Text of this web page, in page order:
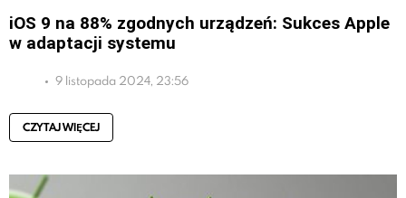
iOS 9 na 88% zgodnych urządzeń: Sukces Apple
w adaptacji systemu
9 listopada 2024, 23:56
CZYTAJ WIĘCEJ